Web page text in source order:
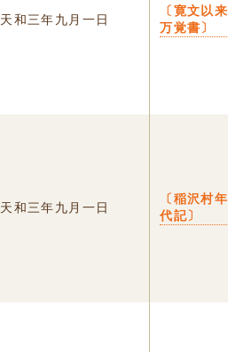
天和三年九月一日
〔寛文以来
万覚書〕
天和三年九月一日
〔稲沢村年
代記〕